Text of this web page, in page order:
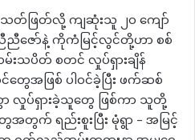
တ်ဖြတ်လို့ ကျဆုံးသူ ၂၀ ကျော်
ညီဇော်နဲ့ ကိုကံမြင့်လွင်တို့ဟာ စစ်
းသပိတ် စတင် လှုပ်ရှားချိန်
ဖြစ် ပါဝင်ခဲ့ပြီး ဖက်ဆစ်
လှုပ်ရှားခဲ့သူတွေ ဖြစ်ကာ သူတို့
တွက် ရည်းစူးပြီး မုံရွာ – အမြင့်